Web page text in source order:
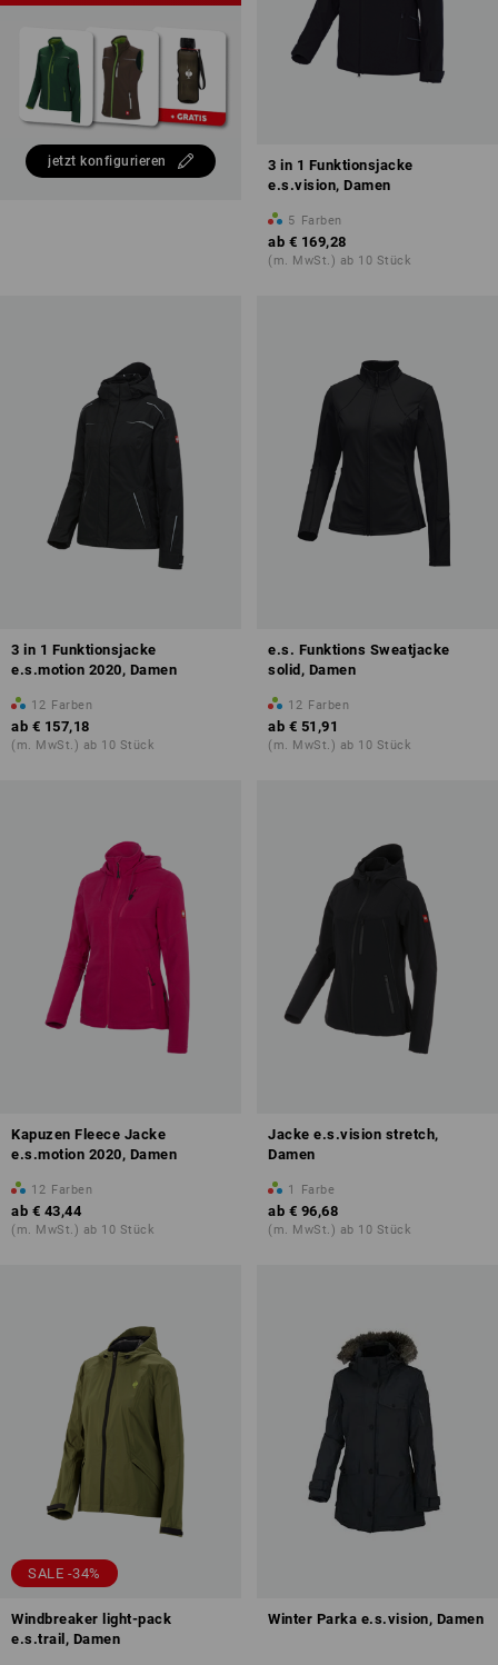
jetzt konfigurieren
3 in 1 Funktionsjacke
e.s.vision, Damen
5 Farben
ab € 169,28
(m. MwSt.) ab 10 Stück
3 in 1 Funktionsjacke
e.s.motion 2020, Damen
12 Farben
ab € 157,18
(m. MwSt.) ab 10 Stück
e.s. Funktions Sweatjacke
solid, Damen
12 Farben
ab € 51,91
(m. MwSt.) ab 10 Stück
Kapuzen Fleece Jacke
e.s.motion 2020, Damen
12 Farben
ab € 43,44
(m. MwSt.) ab 10 Stück
Jacke e.s.vision stretch,
Damen
1 Farbe
ab € 96,68
(m. MwSt.) ab 10 Stück
SALE -34%
Windbreaker light-pack
e.s.trail, Damen
Winter Parka e.s.vision, Damen